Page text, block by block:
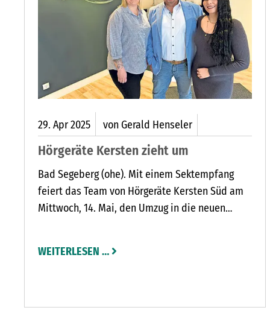
29. Apr2025 von Gerald Henseler
Hörgeräte Kersten zieht um
Bad Segeberg (ohe). Mit einem Sektempfang
feiert das Team von Hörgeräte Kersten Süd am
Mittwoch, 14. Mai, den Umzug in die neuen
sich Betriebsleiter Bent Joswikowski.
Auszubildenden Rosa Jäger lädt er am
WEITERLESEN …
FÜR SPORTLICHE SENIOREN